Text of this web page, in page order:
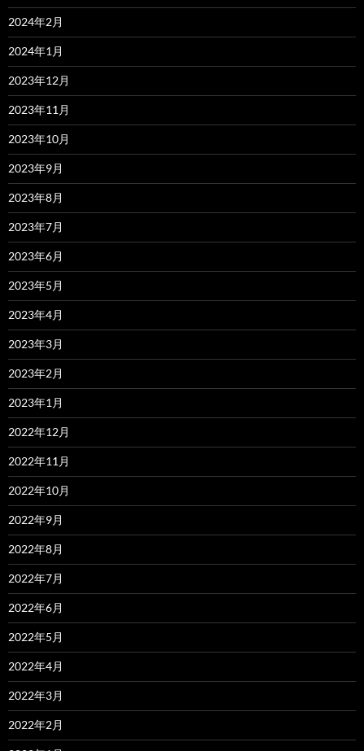
2024年2月
2024年1月
2023年12月
2023年11月
2023年10月
2023年9月
2023年8月
2023年7月
2023年6月
2023年5月
2023年4月
2023年3月
2023年2月
2023年1月
2022年12月
2022年11月
2022年10月
2022年9月
2022年8月
2022年7月
2022年6月
2022年5月
2022年4月
2022年3月
2022年2月